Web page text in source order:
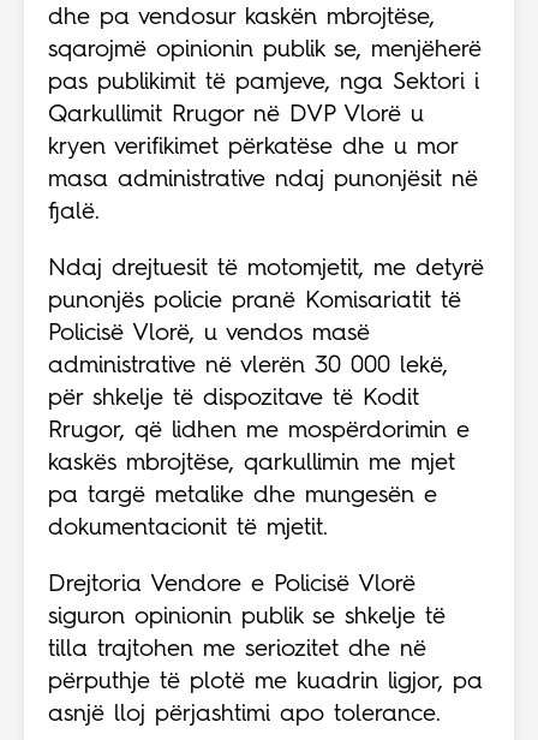
dhe pa vendosur kaskën mbrojtëse,
sqarojmë opinionin publik se, menjëherë
pas publikimit të pamjeve, nga Sektori i
Qarkullimit Rrugor në DVP Vlorë u
kryen verifikimet përkatëse dhe u mor
masa administrative ndaj punonjësit në
fjalë.
Ndaj drejtuesit të motomjetit, me detyrë
punonjës policie pranë Komisariatit të
Policisë Vlorë, u vendos masë
administrative në vlerën 30 000 lekë,
për shkelje të dispozitave të Kodit
Rrugor, që lidhen me mospërdorimin e
kaskës mbrojtëse, qarkullimin me mjet
pa targë metalike dhe mungesën e
dokumentacionit të mjetit.
Drejtoria Vendore e Policisë Vlorë
siguron opinionin publik se shkelje të
tilla trajtohen me seriozitet dhe në
përputhje të plotë me kuadrin ligjor, pa
asnjë lloj përjashtimi apo tolerance.